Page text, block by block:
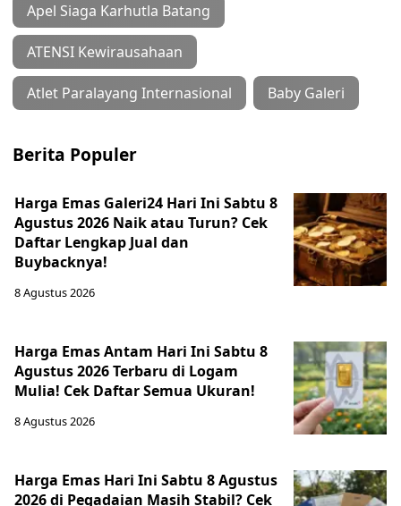
Apel Siaga Karhutla Batang
ATENSI Kewirausahaan
Atlet Paralayang Internasional Baby Galeri
Berita Populer
Harga Emas Galeri24 Hari Ini Sabtu 8
Agustus 2026 Naik atau Turun? Cek
Daftar Lengkap Jual dan
Buybacknya!
8 Agustus 2026
Harga Emas Antam Hari Ini Sabtu 8
Agustus 2026 Terbaru di Logam
Mulia! Cek Daftar Semua Ukuran!
8 Agustus 2026
Harga Emas Hari Ini Sabtu 8 Agustus
2026 di Pegadaian Masih Stabil? Cek